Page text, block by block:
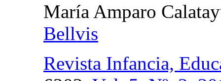
María Amparo
Bellvis
Revista Infancia,